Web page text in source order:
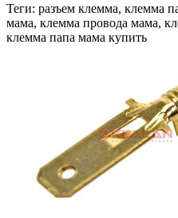
Теги: разъем клемма, клемма
мама, клемма провода мама,
клемма папа мама купить